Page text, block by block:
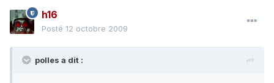
h16
Posté 12 octobre 2009
polles a dit :